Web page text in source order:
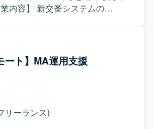
が望ましいです。 【ポジシ
で幅広い実装経験を積むこと
密に連携しながら、コンテンツ
関われるため、裁量を持ってサ
環境】 HTML /
を用いたフロントエ
境です。 WordPress をはじめと
イト運用を行っております。 タ
ューがメインとなります。ま
物レビューや、必要に応じて基
ていただきます。 【求める
経験だけでなく、設計やソー
活かし、品質向上に主体的に取
めております。若手メンバーへ
チャーにも前向きに取り組んで
ート】MA運用支援
リーランス)